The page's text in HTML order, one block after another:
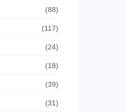
(88)
(117)
(24)
(18)
(39)
(31)